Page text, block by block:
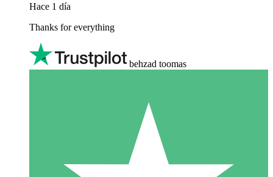
Hace 1 día
Thanks for everything
behzad toomas